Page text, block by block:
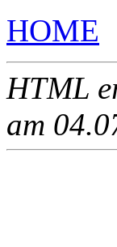
HOME
HTML
am